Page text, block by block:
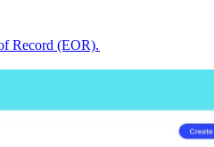
Record (EOR).​​